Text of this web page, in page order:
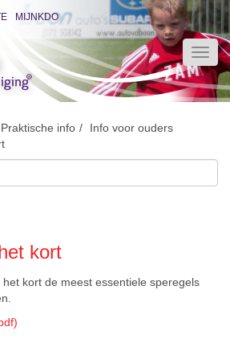
MIJNKDO
Praktische info
Info voor ouders
kort
kort de meest essentiele speregels